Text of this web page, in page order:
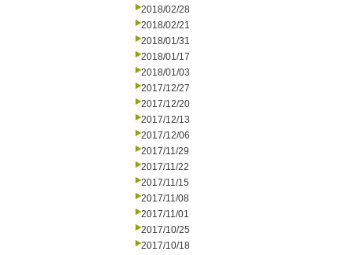
2018/02/28
2018/02/21
2018/01/31
2018/01/17
2018/01/03
2017/12/27
2017/12/20
2017/12/13
2017/12/06
2017/11/29
2017/11/22
2017/11/15
2017/11/08
2017/11/01
2017/10/25
2017/10/18